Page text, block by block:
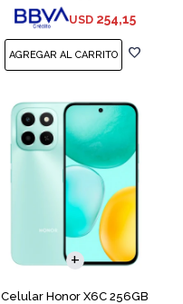
USD 254,15
Celular Honor X6C 256GB
COMPARAR